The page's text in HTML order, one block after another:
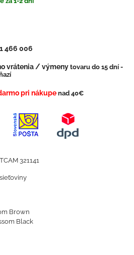
466 006
vrátenia / výmeny tovaru do 15 dní -
pri nákupe nad 40€
321141
Brown
Black